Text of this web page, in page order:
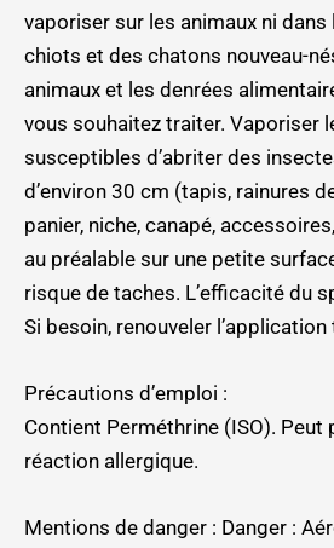
vaporiser sur les animaux ni dans
chiots et des chatons nouveau-
animaux et les denrées
vous souhaitez traiter. Vaporiser
susceptibles d’abriter des
d’environ 30 cm (tapis, rainures
panier, niche, canapé,
au préalable sur une petite
risque de taches. L’efficacité du
Si besoin, renouveler
Précautions d’emploi :
Contient Perméthrine (ISO). Peut
réaction allergique.
Mentions de danger : Danger :